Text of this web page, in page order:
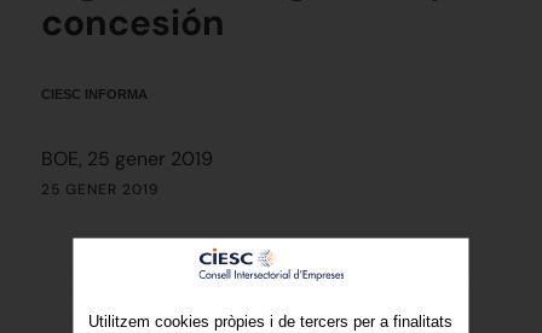
concesión
CIESC INFORMA
BOE, 25 gener 2019
25 GENER 2019
Utilitzem cookies pròpies i de tercers per a finalitats